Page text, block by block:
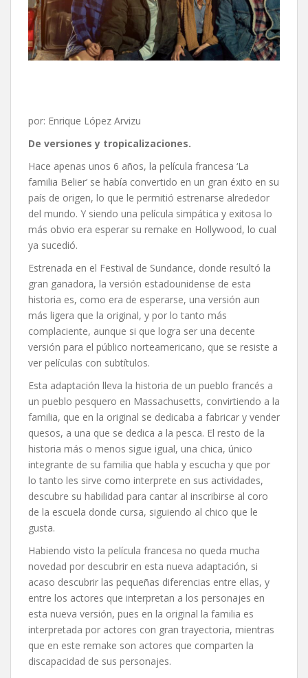
por: Enrique López Arvizu
De versiones y tropicalizaciones.
Hace apenas unos 6 años, la película francesa ‘La
familia Belier’ se había convertido en un gran éxito en su
país de origen, lo que le permitió estrenarse alrededor
del mundo. Y siendo una película simpática y exitosa lo
más obvio era esperar su remake en Hollywood, lo cual
ya sucedió.
Estrenada en el Festival de Sundance, donde resultó la
gran ganadora, la versión estadounidense de esta
historia es, como era de esperarse, una versión aun
más ligera que la original, y por lo tanto más
complaciente, aunque si que logra ser una decente
versión para el público norteamericano, que se resiste a
ver películas con subtítulos.
Esta adaptación lleva la historia de un pueblo francés a
un pueblo pesquero en Massachusetts, convirtiendo a la
familia, que en la original se dedicaba a fabricar y vender
quesos, a una que se dedica a la pesca. El resto de la
historia más o menos sigue igual, una chica, único
integrante de su familia que habla y escucha y que por
lo tanto les sirve como interprete en sus actividades,
descubre su habilidad para cantar al inscribirse al coro
de la escuela donde cursa, siguiendo al chico que le
gusta.
Habiendo visto la película francesa no queda mucha
novedad por descubrir en esta nueva adaptación, si
acaso descubrir las pequeñas diferencias entre ellas, y
entre los actores que interpretan a los personajes en
esta nueva versión, pues en la original la familia es
interpretada por actores con gran trayectoria, mientras
que en este remake son actores que comparten la
discapacidad de sus personajes.